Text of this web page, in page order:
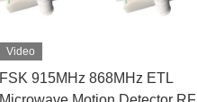
Video
FSK 915MHz 868MHz ETL